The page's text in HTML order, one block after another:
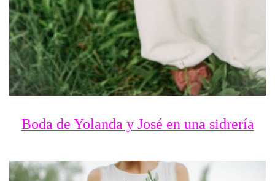
Boda de Yolanda y José en una sidrería